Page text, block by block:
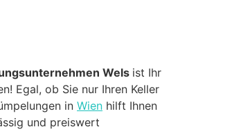
Wels ist Ihr
Egal, ob Sie nur Ihren Keller
in Wien hilft Ihnen
und preiswert